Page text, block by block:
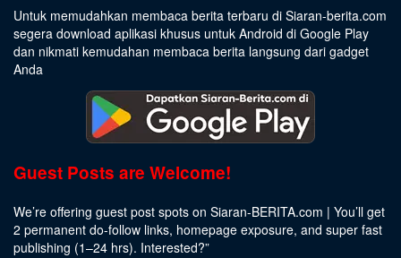
Untuk memudahkan membaca berita terbaru di Siaran-berita.com
segera download aplikasi khusus untuk Android di Google Play
dan nikmati kemudahan membaca berita langsung dari gadget
Anda
Guest Posts are Welcome!
We’re offering guest post spots on Siaran-BERITA.com | You’ll get
2 permanent do-follow links, homepage exposure, and super fast
publishing (1–24 hrs). Interested?”